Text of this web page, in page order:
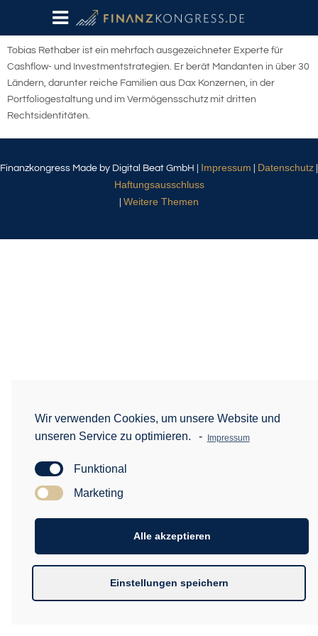
Tobias Rethaber ist ein mehrfach ausgezeichneter Experte für
Cashflow- und Investmentstrategien. Er berät Mandanten in über 30
Ländern, darunter reiche Familien aus Dax Konzernen, in der
Portfoliogestaltung und im Vermögensschutz mit dritten
Rechtsidentitäten.
Finanzkongress Made by Digital Beat GmbH | Impressum Datenschutz
Haftungsausschluss
Weitere Themen
Wir verwenden Cookies, um unsere Website und
unseren Service zu optimieren.
- Impressum
Funktional
Marketing
Alle akzeptieren
Einstellungen speichern